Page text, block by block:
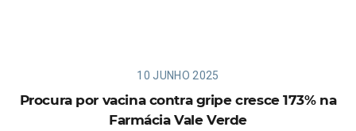
10 JUNHO 2025
Procura por vacina contra gripe cresce 173% na
Farmácia Vale Verde